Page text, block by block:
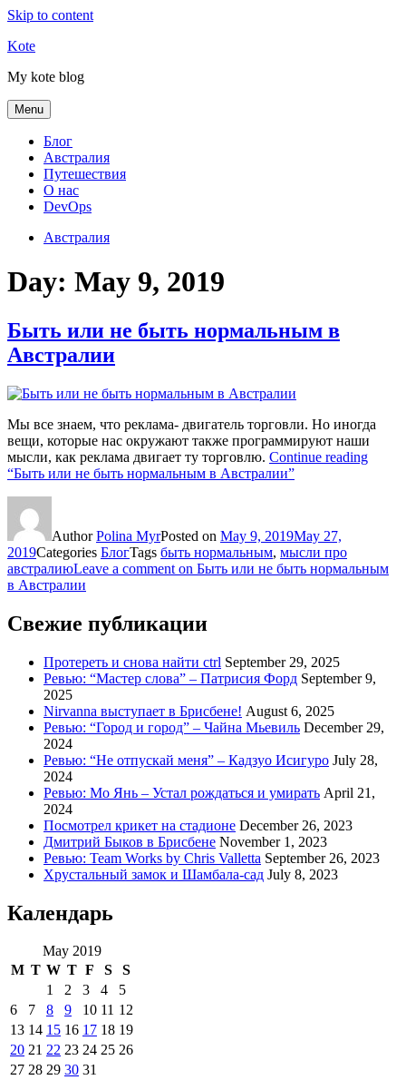
Skip to content
Kote
My kote blog
Menu
Блог
Австралия
Путешествия
О нас
DevOps
Австралия
Day: May 9, 2019
Быть или не быть нормальным в
Австралии
Мы все знаем, что реклама- двигатель торговли. Но иногда
вещи, которые нас окружают также программируют наши
мысли, как реклама двигает ту торговлю. Continue reading
“Быть или не быть нормальным в Австралии”
AuthorPolina MyrPosted on May 9, 2019May 27,
2019Categories БлогTags быть нормальным, мысли про
австралиюLeave a comment on Быть или не быть нормальным
в Австралии
Свежие публикации
Протереть и снова найти ctrl September 29, 2025
Ревью: “Мастер слова” – Патрисия Форд September 9,
2025
Nirvanna выступает в Брисбене! August 6, 2025
Ревью: “Город и город” – Чайна Мьевиль December 29,
2024
Ревью: “Не отпускай меня” – Кадзуо Исигуро July 28,
2024
Ревью: Мо Янь – Устал рождаться и умирать April 21,
2024
Посмотрел крикет на стадионе December 26, 2023
Дмитрий Быков в Брисбене November 1, 2023
Ревью: Team Works by Chris Valletta September 26, 2023
Хрустальный замок и Шамбала-сад July 8, 2023
Календарь
May 2019
M T W T F S
S
1
2 3 4
5
6
7 8 9 10 11 12
13 14 15 16 17 18 19
20 21 22 23 24 25 26
27 28 29 30 31